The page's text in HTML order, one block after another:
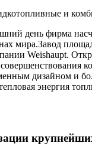
и
день фирма
мира.Завод
Weishaupt.
дизайном
энергия